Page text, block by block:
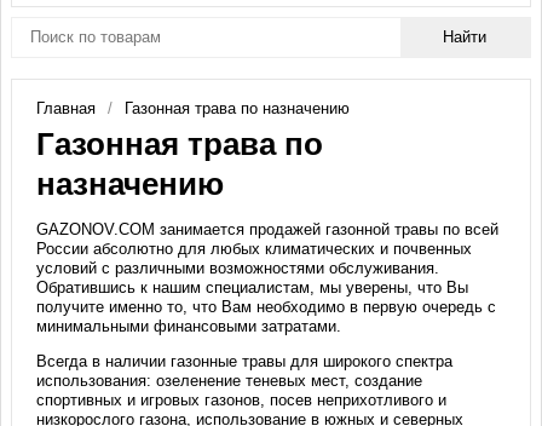
Главная Газонная трава по назначению
Газонная трава по
назначению
GAZONOV.COM занимается продажей газонной травы по всей
России абсолютно для любых климатических и почвенных
условий с различными возможностями обслуживания.
Обратившись к нашим специалистам, мы уверены, что Вы
получите именно то, что Вам необходимо в первую очередь с
минимальными финансовыми затратами.
Всегда в наличии газонные травы для широкого спектра
использования: озеленение теневых мест, создание
спортивных и игровых газонов, посев неприхотливого и
низкорослого газона, использование в южных и северных